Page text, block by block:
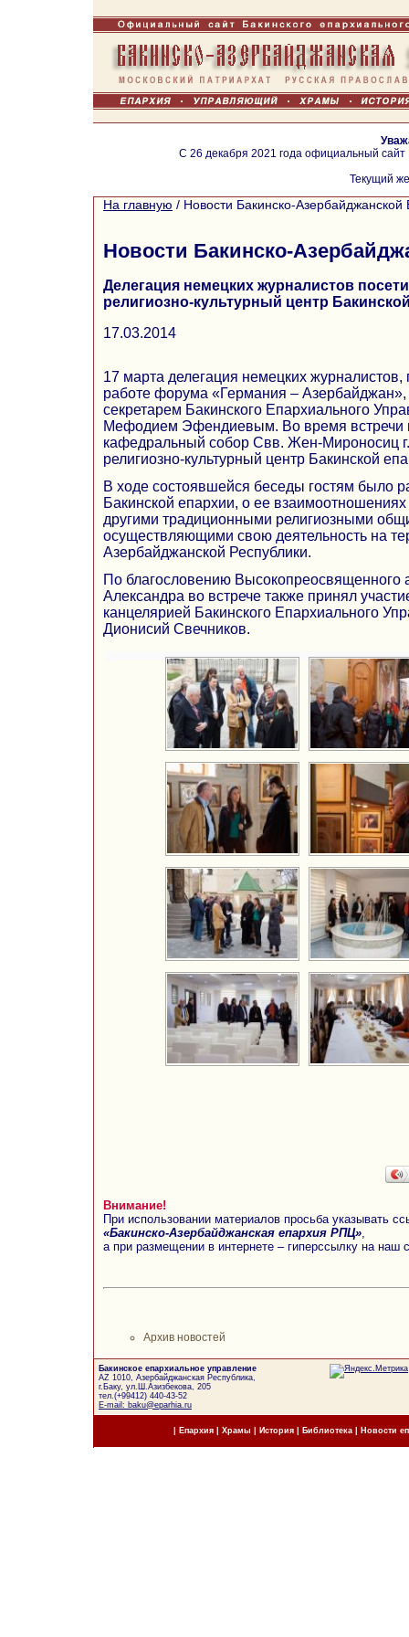
С 26 декабря 2021 года официальный
Текущий
На главную / Новости Бакинско-Азербайджанской
Новости Бакинско-
Делегация немецких журналистов
религиозно-культурный центр
17.03.2014
17 марта делегация немецких
работе форума «Германия – Азербайджан»,
секретарем Бакинского Епархиального
Мефодием Эфендиевым. Во время встречи
кафедральный собор Свв. Жен-Мироносиц
религиозно-культурный центр Бакинской
В ходе состоявшейся беседы гостям было
Бакинской епархии, о ее взаимоотношениях
другими традиционными религиозными
осуществляющими свою деятельность на
Азербайджанской Республики.
По благословению Высокопреосвященного
Александра во встрече также принял
канцелярией Бакинского Епархиального
Дионисий Свечников.
Внимание!
При использовании материалов просьба указывать
«Бакинско-Азербайджанская епархия РПЦ»
а при размещении в интернете – гиперссылку на наш
Архив новостей
Бакинское епархиальное управление
AZ 1010, Азербайджанская Республика,
г.Баку, ул.Ш.Азизбекова, 205
тел.(+99412) 440-43-52
E-mail: baku@eparhia.ru
Епархия| Храмы История| Библиотека Новости